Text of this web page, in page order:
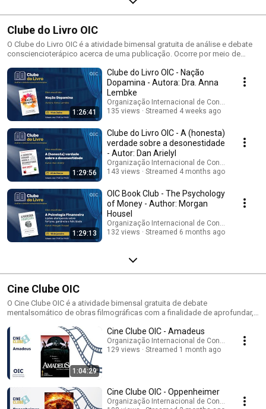
Clube do Livro OIC
O Clube do Livro OIC é a atividade bimensal gratuita de análise e debate
consciencioterápico acerca de uma publicação. Ocorre por meio de
canal da OIC no YouTube.
1:26:41
Clube do Livro OIC - Nação
Dopamina - Autora: Dra. Anna
Lembke
Organização Internacional de
135 views
Streamed 4 weeks ago
1:29:56
Clube do Livro OIC - A (honesta)
verdade sobre a desonestidade
- Autor: Dan Arielyl
Organização Internacional de
143 views
Streamed 4 months ago
1:29:13
OIC Book Club - The Psychology
of Money - Author: Morgan
Housel
Organização Internacional de
132 views
Streamed 6 months ago
Cine Clube OIC
O Cine Clube OIC é a atividade bimensal gratuita de debate
mentalsomático de obras filmográficas com a finalidade de aprofundar,
conscienciencioterápicos.
1:04:29
Cine Clube OIC - Amadeus
Organização Internacional de
129 views
Streamed 1 month ago
Cine Clube OIC - Oppenheimer
Organização Internacional de